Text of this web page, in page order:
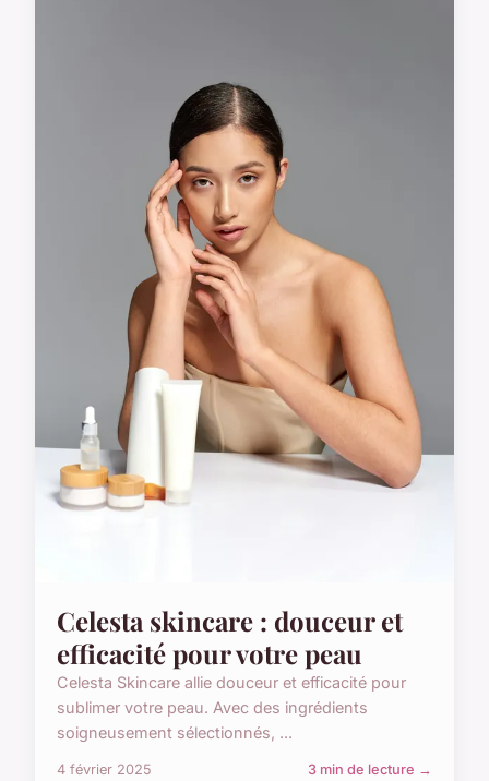
Celesta skincare : douceur et
efficacité pour votre peau
Celesta Skincare allie douceur et efficacité pour
sublimer votre peau. Avec des ingrédients
soigneusement sélectionnés, ...
4 février 2025 3 min de lecture →